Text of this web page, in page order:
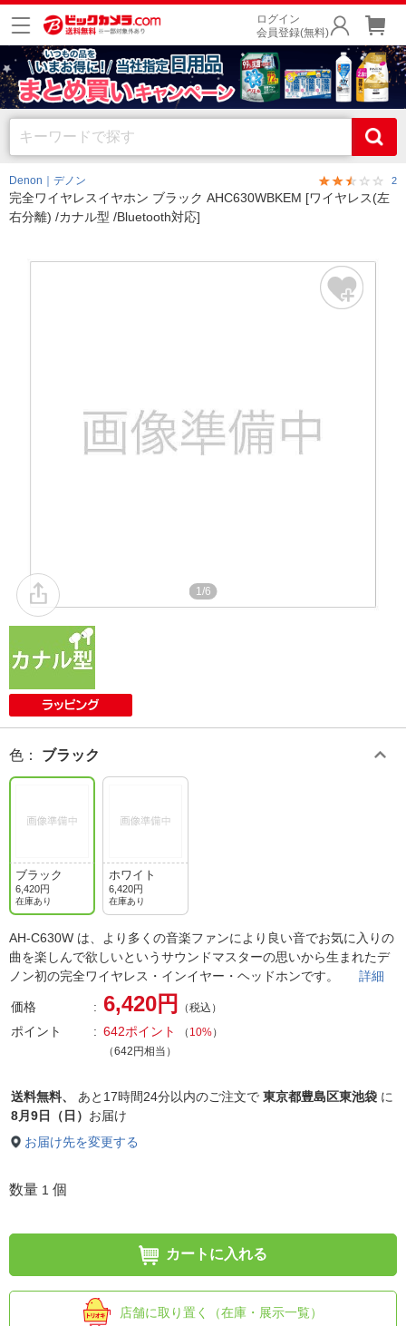
ログイン
会員登録(無料)
Denon｜デノン 2
完全ワイヤレスイヤホン ブラック AHC630WBKEM [ワイヤレス(左
右分離) /カナル型 /Bluetooth対応]
1/6
色 ： ブラック
ブラック
6,420円
在庫あり
ホワイト
6,420円
在庫あり
AH-C630W は、より多くの音楽ファンにより良い音でお気に入りの
曲を楽しんで欲しいというサウンドマスターの思いから生まれたデ
ノン初の完全ワイヤレス・インイヤー・ヘッドホンです。 詳細
価格 6,420円 （税込）
ポイント 642ポイント （ 10%）
（642円相当）
送料無料、 あと 17時間24分以内のご注文で 東京都豊島区東池袋 に
8月9日（日） お届け
お届け先を変更する
数量 1 個
カートに入れる
店舗に取り置く（在庫・展示一覧）